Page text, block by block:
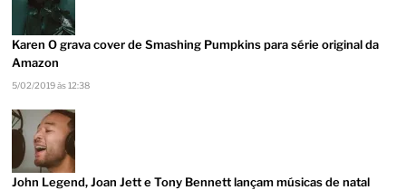
Karen O grava cover de Smashing Pumpkins para série original da
Amazon
5/02/2019 às 12:38
John Legend, Joan Jett e Tony Bennett lançam músicas de natal